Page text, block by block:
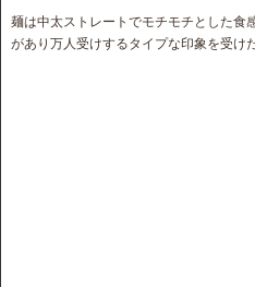
麺は中太ストレートでモチモチとした食
があり万人受けするタイプな印象を受け